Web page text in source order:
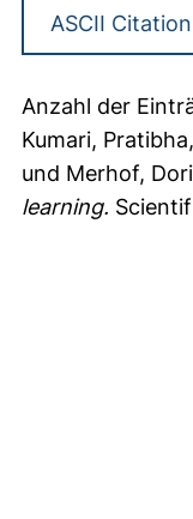
Anzahl der
Kumari, Pratibha,
und Merhof,
learning.